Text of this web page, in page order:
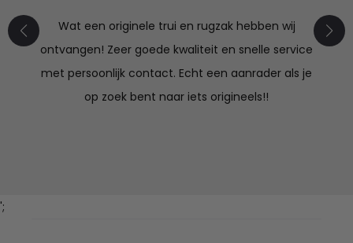
Wat een originele trui en rugzak hebben wij
ontvangen! Zeer goede kwaliteit en snelle service
met persoonlijk contact. Echt een aanrader als je
op zoek bent naar iets origineels!!
';